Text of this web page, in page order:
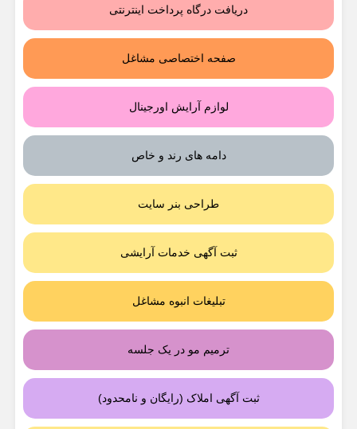
دریافت درگاه پرداخت اینترنتی
صفحه اختصاصی مشاغل
لوازم آرایش اورجینال
دامه های رند و خاص
طراحی بنر سایت
ثبت آگهی خدمات آرایشی
تبلیغات انبوه مشاغل
ترمیم مو در یک جلسه
ثبت آگهی املاک (رایگان و نامحدود)